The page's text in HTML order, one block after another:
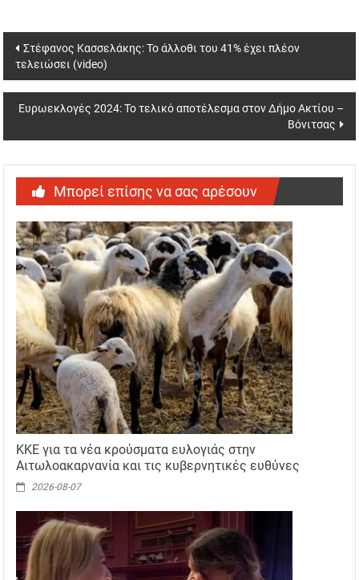
Post
navigation
Στέφανος Κασσελάκης: Το άλλοθι του 41% έχει πλέον
τελειώσει (video)
Ευρωεκλογές 2024: Το τελικό αποτέλεσμα στον Δήμο Ακτίου –
Βόνιτσας
Μπορεί επίσης να σας αρέσουν
ΚΚΕ για τα νέα κρούσματα ευλογιάς στην
Αιτωλοακαρνανία και τις κυβερνητικές ευθύνες
2026-08-07